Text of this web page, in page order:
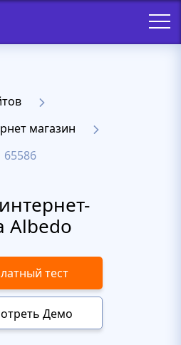
магазин
65586
Albedo
тест
Демо